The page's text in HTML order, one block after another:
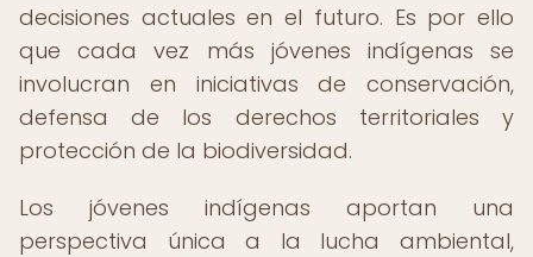
decisiones actuales en el futuro. Es por ello
que cada vez más jóvenes indígenas se
involucran en iniciativas de conservación,
defensa de los derechos territoriales y
protección de la biodiversidad.
Los jóvenes indígenas aportan una
perspectiva única a la lucha ambiental,